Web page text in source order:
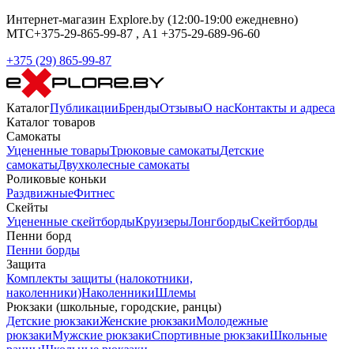
Интернет-магазин Explore.by (12:00-19:00 ежедневно)
МТС+375-29-865-99-87 , А1 +375-29-689-96-60
+375 (29) 865-99-87
КаталогПубликацииБрендыОтзывыО насКонтакты и адреса
Каталог товаров
Самокаты
Уцененные товарыТрюковые самокатыДетские
самокатыДвухколесные самокаты
Роликовые коньки
РаздвижныеФитнес
Скейты
Уцененные скейтбордыКруизерыЛонгбордыСкейтборды
Пенни борд
Пенни борды
Защита
Комплекты защиты (налокотники,
наколенники)НаколенникиШлемы
Рюкзаки (школьные, городские, ранцы)
Детские рюкзакиЖенские рюкзакиМолодежные
рюкзакиМужские рюкзакиСпортивные рюкзакиШкольные